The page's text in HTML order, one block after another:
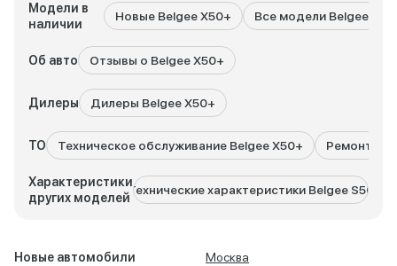
Модели в
наличии
Новые Belgee X50+ Все модели Belgee
Об авто Отзывы о Belgee X50+
Дилеры Дилеры Belgee X50+
ТО Техническое обслуживание Belgee X50+ Ремонт
Характеристики
других моделей
Технические характеристики Belgee S50
Новые автомобили
Москва